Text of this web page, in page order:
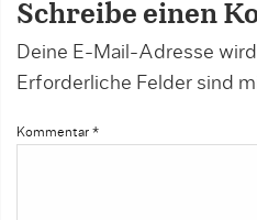
Schreibe einen
Deine E-Mail-Adresse
Erforderliche Felder sind
Kommentar *